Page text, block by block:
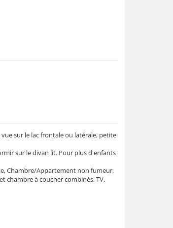
sur le lac frontale ou latérale, petite
sur le divan lit. Pour plus d'enfants
Chambre/Appartement non fumeur,
chambre à coucher combinés, TV,